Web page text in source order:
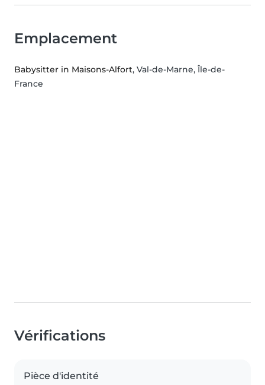
Emplacement
Babysitter in Maisons-Alfort, Val-de-Marne, Île-de-
France
Vérifications
Pièce d'identité